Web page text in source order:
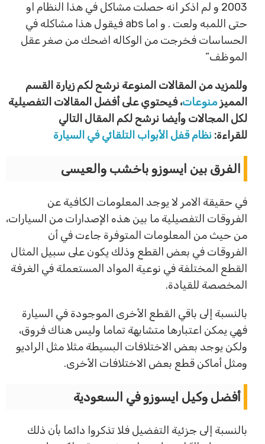
2003 و لم اذكر انه حصلت مشاكل في هذا النظام او
حتى اللمبه ولعت . و اما abs فيقول هذا مشاكله في
الحساسات فخرجت من الوكاله اضحك من صغر عقل
الموظف”
وللمزيد من المقالات المنوعة نرشح لكم زيارة القسم
المميزمنوعات، فيحتوي على أفضل المقالات التفصيلية
لكل المجالات وأيضا نرشح لكم المقال التالي
للقراءة:نظام قفل الأبواب التلقائي في السيارة
الفرق بين ايسوزو باخشب والعيسى
في حقيقة الامر لا يوجد المعلومات الكافية عن
الفروقات التفصيلية ما بين هذه الإصدارات من السيارات،
من حيث من المعلومات المتوفرة جاءت في أن
الفروقات في بعض القطع وذلك يكون على سبيل المثال
القطع المختلفة في نوعية المواد المستعملة في الغرفة
المخصصة للقيادة.
بالنسبة إلى باقي القطع الأخرى الموجودة في السيارة
فهي يمكن اعتبارها متشابهة تماما وليس هناك فروق،
ولكن يوجد بعض الاختلافات البسيطة مثلا مثل الراديو
ومثل أماكن قطع بعض الاختلافات الأخرى.
أفضل وكيل ايسوزو في السعودية
بالنسبة إلى جزئية التفضيل فلا تذكروا دائما بأن ذلك